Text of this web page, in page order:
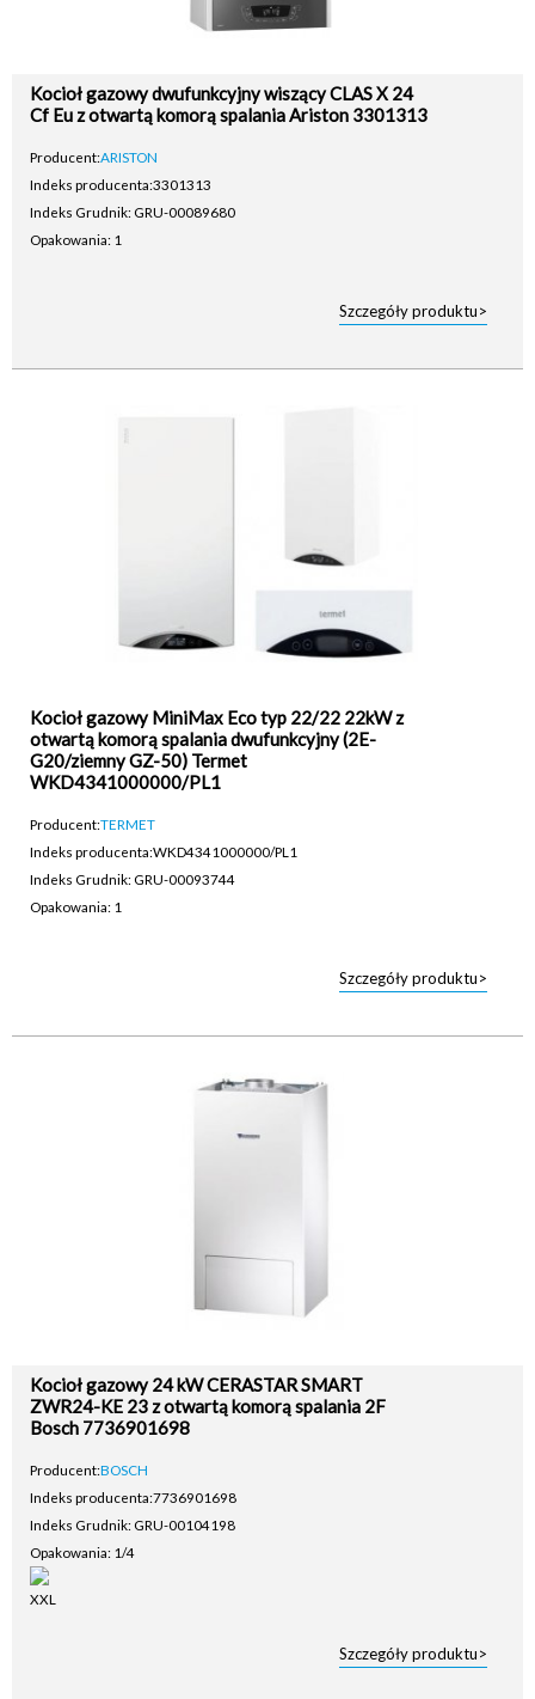
Kocioł gazowy dwufunkcyjny wiszący CLAS X 24
Cf Eu z otwartą komorą spalania Ariston 3301313
Producent:ARISTON
Indeks producenta:3301313
Indeks Grudnik: GRU-00089680
Opakowania: 1
Szczegóły produktu>
Kocioł gazowy MiniMax Eco typ 22/22 22kW z
otwartą komorą spalania dwufunkcyjny (2E-
G20/ziemny GZ-50) Termet
WKD4341000000/PL1
Producent:TERMET
Indeks producenta:WKD4341000000/PL1
Indeks Grudnik: GRU-00093744
Opakowania: 1
Szczegóły produktu>
Kocioł gazowy 24 kW CERASTAR SMART
ZWR24-KE 23 z otwartą komorą spalania 2F
Bosch 7736901698
Producent:BOSCH
Indeks producenta:7736901698
Indeks Grudnik: GRU-00104198
Opakowania: 1/4
Szczegóły produktu>